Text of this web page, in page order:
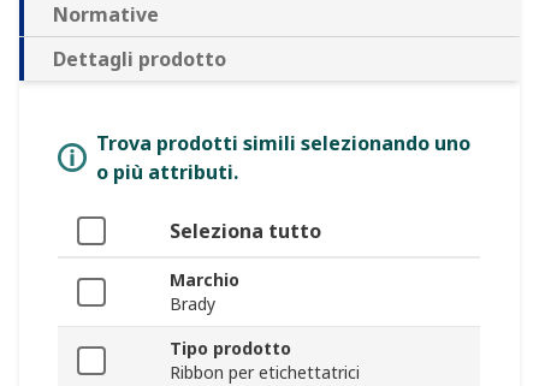
Normative
Dettagli prodotto
Trova prodotti simili selezionando uno
o più attributi.
Seleziona tutto
Marchio
Brady
Tipo prodotto
Ribbon per etichettatrici